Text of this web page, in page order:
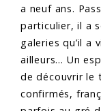
a neuf ans.
particulier, il a
galeries qu’il a
ailleurs… Un
de découvrir le
confirmés,